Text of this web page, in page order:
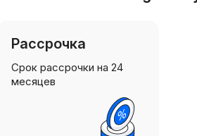
Рассрочка
Срок рассрочки на 24
месяцев